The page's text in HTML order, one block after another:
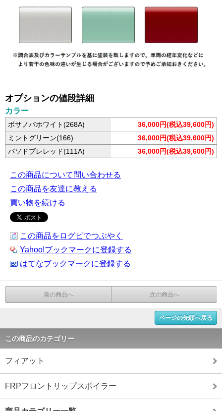
オプションの値段詳細
カラー
ボサノバホワイト(268A)
36,000円(税込39,600円)
ミントグリーン(166)
36,000円(税込39,600円)
パソドブレレッド(111A)
36,000円(税込39,600円)
この商品について問い合わせる
この商品を友達に教える
買い物を続ける
この商品をログピでつぶやく
Yahoo!ブックマークに登録する
はてなブックマークに登録する
前の商品へ 次の商品へ
ページの先頭へ戻る
この商品のカテゴリー
フィアット
FRPフロントリップスポイラー